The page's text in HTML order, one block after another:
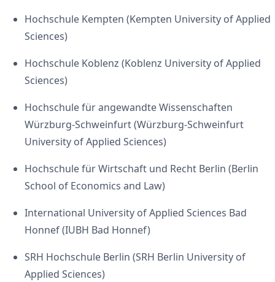
Hochschule Kempten (Kempten University of Applied
Sciences)
Hochschule Koblenz (Koblenz University of Applied
Sciences)
Hochschule für angewandte Wissenschaften
Würzburg-Schweinfurt (Würzburg-Schweinfurt
University of Applied Sciences)
Hochschule für Wirtschaft und Recht Berlin (Berlin
School of Economics and Law)
International University of Applied Sciences Bad
Honnef (IUBH Bad Honnef)
SRH Hochschule Berlin (SRH Berlin University of
Applied Sciences)